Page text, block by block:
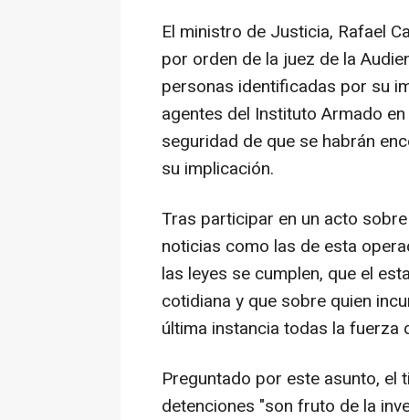
El ministro de Justicia, Rafael
por orden de la juez de la
personas identificadas por su
agentes del Instituto Armado
seguridad de que se habrán
su implicación.
Tras participar en un acto
noticias como las de esta
las leyes se cumplen, que el
cotidiana y que sobre quien
última instancia todas la fuerza
Preguntado por este asunto, el
detenciones "son fruto de la